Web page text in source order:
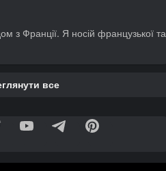
з Франції. Я носій французької та
все